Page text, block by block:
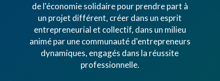
de l'économie solidaire pour prendre part à
un projet différent, créer dans un esprit
entrepreneurial et collectif, dans un milieu
animé par une communauté d'entrepreneurs
dynamiques, engagés dans la réussite
professionnelle.